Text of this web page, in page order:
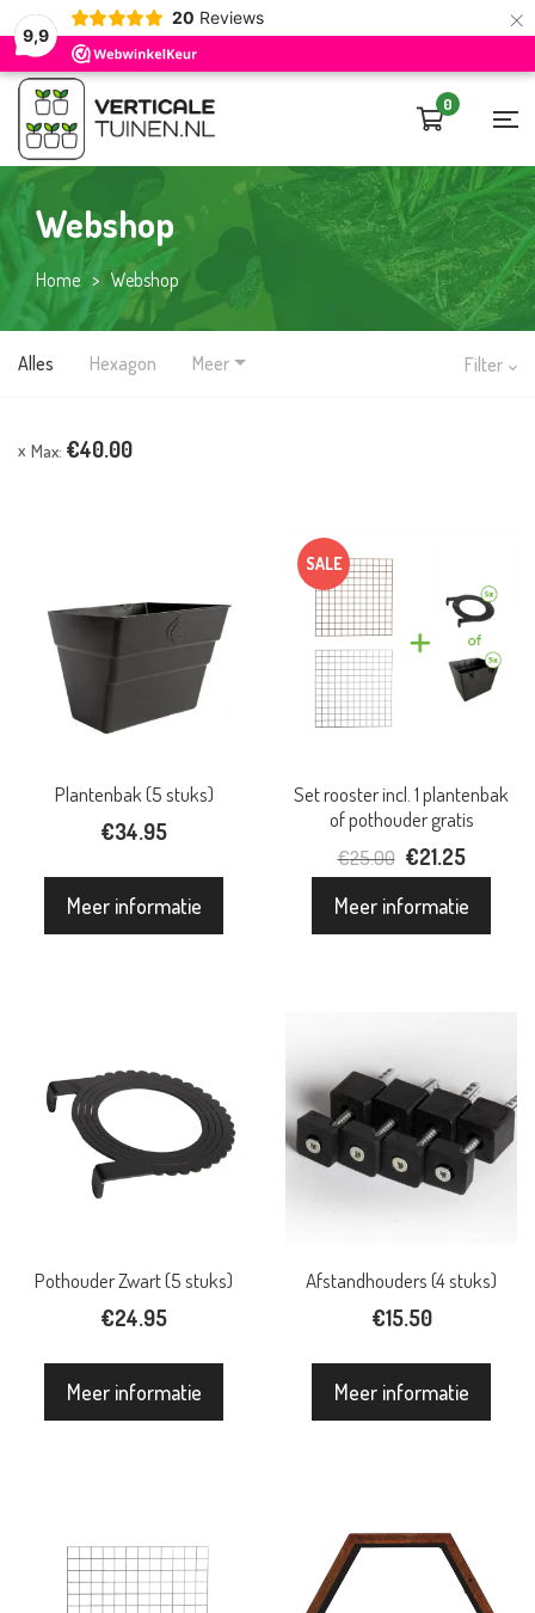
9,9
20 Reviews ×
0
Webshop
Home > Webshop
Alles Hexagon Meer Filter
Max: €40.00
Plantenbak (5 stuks)
€34.95
Meer informatie
SALE
Set rooster incl. 1 plantenbak
of pothouder gratis
€25.00 Oorspronkelijke
was:
€21.25Huidige
is:
Meer informatie
Pothouder Zwart (5 stuks)
€24.95
Meer informatie
Afstandhouders (4 stuks)
€15.50
Meer informatie